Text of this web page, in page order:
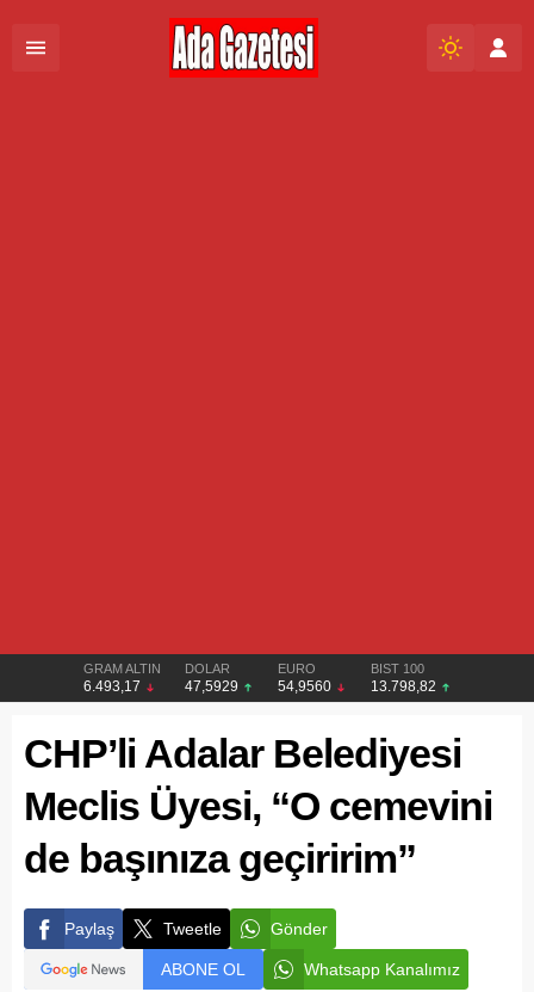
GRAM ALTIN
6.493,17
DOLAR
47,5929
EURO
54,9560
BIST 100
13.798,82
CHP’li Adalar Belediyesi
Meclis Üyesi, “O cemevini
de başınıza geçiririm”
Paylaş Tweetle Gönder
ABONE OL Whatsapp Kanalımız